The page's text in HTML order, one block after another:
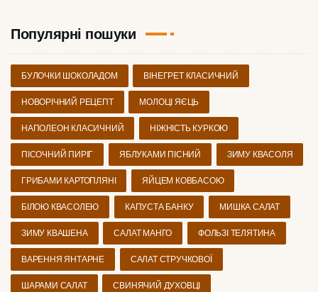
Популярні пошуки
БУЛОЧКИ ШОКОЛАДОМ ВІНЕГРЕТ КЛАСИЧНИЙ
НОВОРІЧНИЙ РЕЦЕПТ МОЛОЦІ ЯЄЦЬ
НАПОЛЕОН КЛАСИЧНИЙ НІЖНІСТЬ КУРКОЮ
ПІСОЧНИЙ ПИРІГ ЯБЛУКАМИ ПІСНИЙ ЗИМУ КВАСОЛЯ
ГРИБАМИ КАРТОПЛЯНІ ЯЙЦЕМ КОВБАСОЮ
БІЛОЮ КВАСОЛЕЮ КАПУСТА БАНКУ МИШКА САЛАТ
ЗИМУ КВАШЕНА САЛАТ МАНГО ФОЛЬЗІ ТЕЛЯТИНА
ВАРЕННЯ ЯНТАРНЕ САЛАТ СТРУЧКОВОЇ
ШАРАМИ САЛАТ СВИНЯЧИЙ ДУХОВЦІ